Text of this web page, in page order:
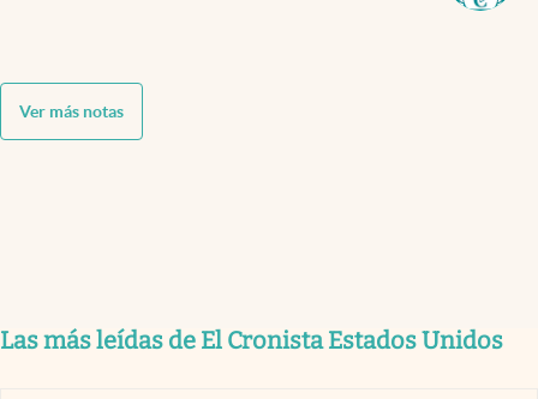
Ver más notas
Las más leídas de El Cronista Estados Unidos